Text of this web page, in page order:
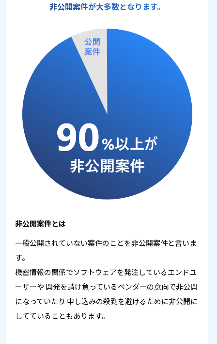
非公開案件が大多数となります。
非公開案件とは
一般公開されていない案件のことを非公開案件と言いま
す。
機密情報の関係でソフトウェアを発注しているエンドユ
ーザーや 開発を請け負っているベンダーの意向で非公開
になっていたり 申し込みの殺到を避けるために非公開に
してていることもあります。